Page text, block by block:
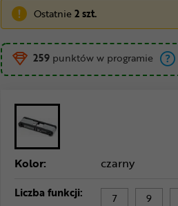
Ostatnie2 szt.
259 punktów w programie
Kolor: czarny
Liczba funkcji: 7 9